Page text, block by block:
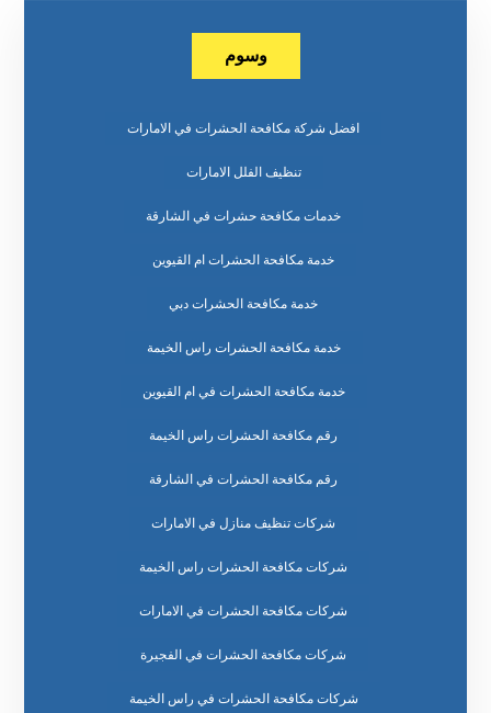
وسوم
افضل شركة مكافحة الحشرات في الامارات
تنظيف الفلل الامارات
خدمات مكافحة حشرات في الشارقة
خدمة مكافحة الحشرات ام القيوين
خدمة مكافحة الحشرات دبي
خدمة مكافحة الحشرات راس الخيمة
خدمة مكافحة الحشرات في ام القيوين
رقم مكافحة الحشرات راس الخيمة
رقم مكافحة الحشرات في الشارقة
شركات تنظيف منازل في الامارات
شركات مكافحة الحشرات راس الخيمة
شركات مكافحة الحشرات في الامارات
شركات مكافحة الحشرات في الفجيرة
شركات مكافحة الحشرات في راس الخيمة